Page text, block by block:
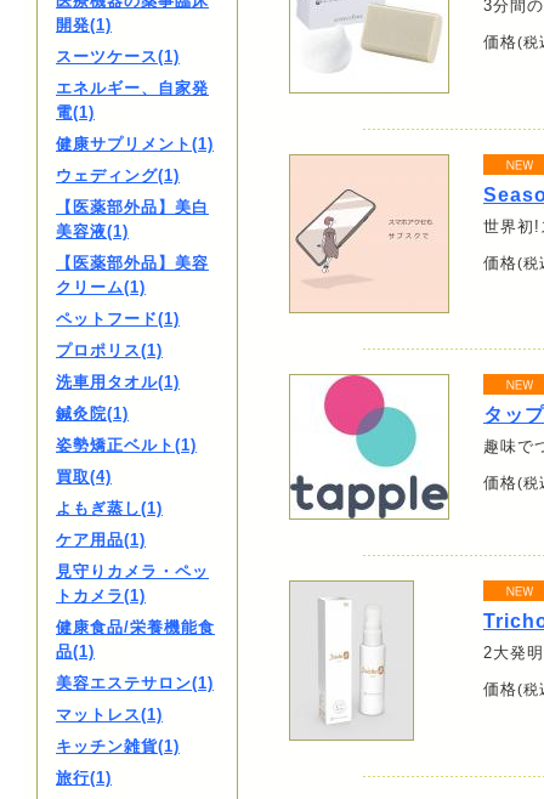
開発(1)
スーツケース(1)
エネルギー、自家発
電(1)
健康サプリメント(1)
ウェディング(1)
【医薬部外品】美白
美容液(1)
【医薬部外品】美容
クリーム(1)
ペットフード(1)
プロポリス(1)
洗車用タオル(1)
鍼灸院(1)
姿勢矯正ベルト(1)
買取(4)
よもぎ蒸し(1)
ケア用品(1)
見守りカメラ・ペッ
トカメラ(1)
健康食品/栄養機能食
品(1)
美容エステサロン(1)
マットレス(1)
キッチン雑貨(1)
旅行(1)
3分間
価格(税
世界初!
価格(税
タッ
趣味で
価格(税
2大発
価格(税